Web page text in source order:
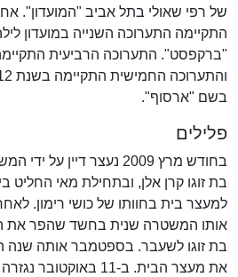
התקיימה התערוכה השנייה במועדון
בשם "ארסוף".
פלילים
בחודש מרץ 2009 נעצר
בת זוגו קרן אלן, ובתחילת מאי
למעצר בית בחוותו של כושי רימון.
אותו המשטרה שנית בחשד שהפר את
בת זוגו לשעבר. בספטמבר אותה שנה
את מעצר הבית. ב-11